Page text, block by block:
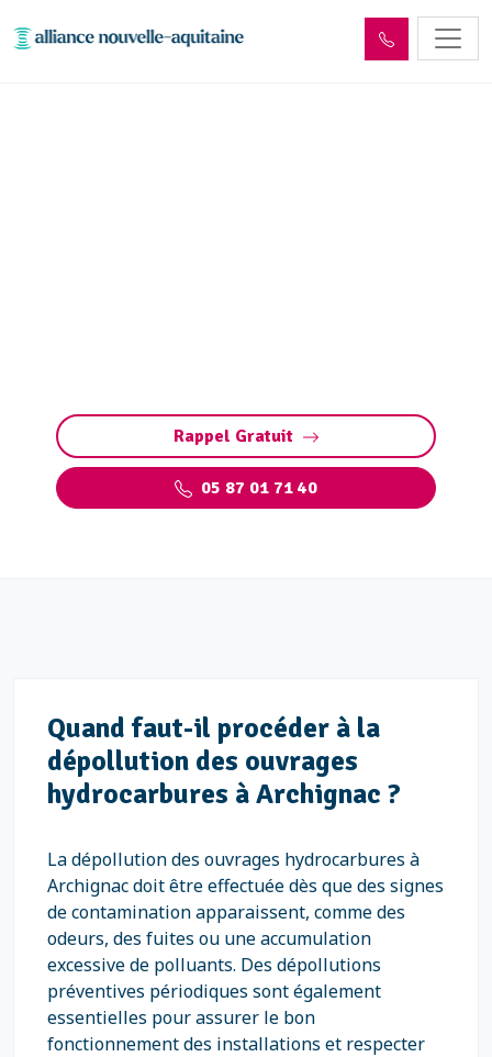
Rappel Gratuit
05 87 01 71 40
Quand faut-il procéder à la
dépollution des ouvrages
hydrocarbures à Archignac ?
La dépollution des ouvrages hydrocarbures à
Archignac doit être effectuée dès que des signes
de contamination apparaissent, comme des
odeurs, des fuites ou une accumulation
excessive de polluants. Des dépollutions
préventives périodiques sont également
essentielles pour assurer le bon
fonctionnement des installations et respecter